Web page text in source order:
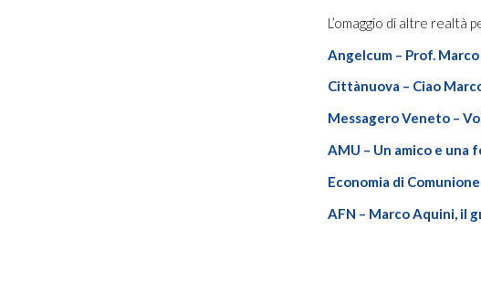
L’omaggio di altre realtà
Angelcum – Prof.
Cittànuova – Ciao
Messagero Veneto –
AMU – Un amico e una
Economia di
AFN – Marco Aquini, il